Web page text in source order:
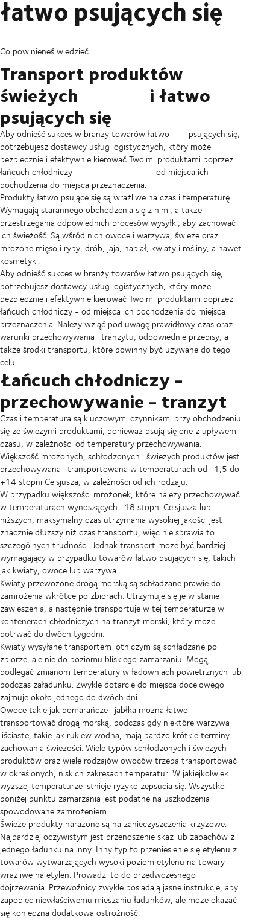
łatwo psujących się
Co powinieneś wiedzieć
Transport produktów
świeżych i łatwo
psujących się
Aby odnieść sukces w branży towarów łatwo psujących się,
potrzebujesz dostawcy usług logistycznych, który może
bezpiecznie i efektywnie kierować Twoimi produktami poprzez
łańcuch chłodniczy - od miejsca ich
pochodzenia do miejsca przeznaczenia.
Produkty łatwo psujące się są wrażliwe na czas i temperaturę.
Wymagają starannego obchodzenia się z nimi, a także
przestrzegania odpowiednich procesów wysyłki, aby zachować
ich świeżość. Są wśród nich owoce i warzywa, świeże oraz
mrożone mięso i ryby, drób, jaja, nabiał, kwiaty i rośliny, a nawet
kosmetyki.
Aby odnieść sukces w branży towarów łatwo psujących się,
potrzebujesz dostawcy usług logistycznych, który może
bezpiecznie i efektywnie kierować Twoimi produktami poprzez
łańcuch chłodniczy - od miejsca ich pochodzenia do miejsca
przeznaczenia. Należy wziąć pod uwagę prawidłowy czas oraz
warunki przechowywania i tranzytu, odpowiednie przepisy, a
także środki transportu, które powinny być używane do tego
celu.
Łańcuch chłodniczy -
przechowywanie - tranzyt
Czas i temperatura są kluczowymi czynnikami przy obchodzeniu
się ze świeżymi produktami, ponieważ psują się one z upływem
czasu, w zależności od temperatury przechowywania.
Większość mrożonych, schłodzonych i świeżych produktów jest
przechowywana i transportowana w temperaturach od -1,5 do
+14 stopni Celsjusza, w zależności od ich rodzaju.
W przypadku większości mrożonek, które należy przechowywać
w temperaturach wynoszących -18 stopni Celsjusza lub
niższych, maksymalny czas utrzymania wysokiej jakości jest
znacznie dłuższy niż czas transportu, więc nie sprawia to
szczególnych trudności. Jednak transport może być bardziej
wymagający w przypadku towarów łatwo psujących się, takich
jak kwiaty, owoce lub warzywa.
Kwiaty przewożone drogą morską są schładzane prawie do
zamrożenia wkrótce po zbiorach. Utrzymuje się je w stanie
zawieszenia, a następnie transportuje w tej temperaturze w
kontenerach chłodniczych na tranzyt morski, który może
potrwać do dwóch tygodni.
Kwiaty wysyłane transportem lotniczym są schładzane po
zbiorze, ale nie do poziomu bliskiego zamarzaniu. Mogą
podlegać zmianom temperatury w ładowniach powietrznych lub
podczas załadunku. Zwykle dotarcie do miejsca docelowego
zajmuje około jednego do dwóch dni.
Owoce takie jak pomarańcze i jabłka można łatwo
transportować drogą morską, podczas gdy niektóre warzywa
liściaste, takie jak rukiew wodna, mają bardzo krótkie terminy
zachowania świeżości. Wiele typów schłodzonych i świeżych
produktów oraz wiele rodzajów owoców trzeba transportować
w określonych, niskich zakresach temperatur. W jakiejkolwiek
wyższej temperaturze istnieje ryzyko zepsucia się. Wszystko
poniżej punktu zamarzania jest podatne na uszkodzenia
spowodowane zamrożeniem.
Świeże produkty narażone są na zanieczyszczenia krzyżowe.
Najbardziej oczywistym jest przenoszenie skaz lub zapachów z
jednego ładunku na inny. Inny typ to przeniesienie się etylenu z
towarów wytwarzających wysoki poziom etylenu na towary
wrażliwe na etylen. Prowadzi to do przedwczesnego
dojrzewania. Przewoźnicy zwykle posiadają jasne instrukcje, aby
zapobiec niewłaściwemu mieszaniu ładunków, ale może okazać
się konieczna dodatkowa ostrożność.